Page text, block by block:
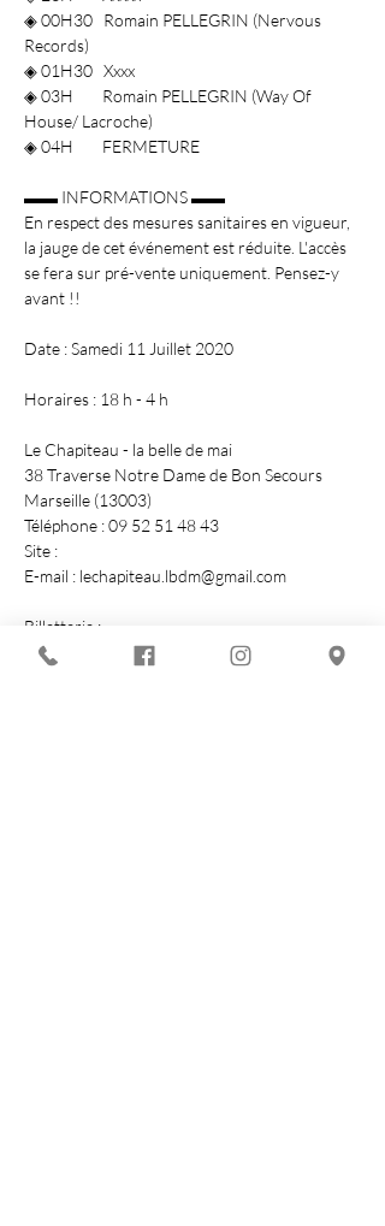
◈ 00H30   Romain PELLEGRIN (Nervous
Records)
◈ 01H30   Xxxx
◈ 03H        Romain PELLEGRIN (Way Of
House/ Lacroche)
◈ 04H        FERMETURE
▬▬ INFORMATIONS ▬▬
En respect des mesures sanitaires en vigueur,
la jauge de cet événement est réduite. L'accès
se fera sur pré-vente uniquement. Pensez-y
avant !!
Date : Samedi 11 Juillet 2020
Horaires : 18 h - 4 h
Le Chapiteau - la belle de mai
38 Traverse Notre Dame de Bon Secours
Marseille (13003)
Téléphone : 09 52 51 48 43
Site :
E-mail : lechapiteau.lbdm@gmail.com
Billetterie :